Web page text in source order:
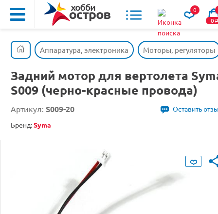
0
0o
Аппаратура, электроника Моторы, регуляторы
Задний мотор для вертолета
S009 (черно-красные провода)
Артикул: S009-20
Оставить
Бренд:Syma